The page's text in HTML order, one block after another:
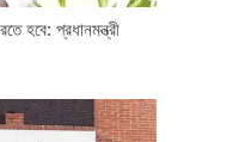
হবে: প্রধানমন্ত্রী